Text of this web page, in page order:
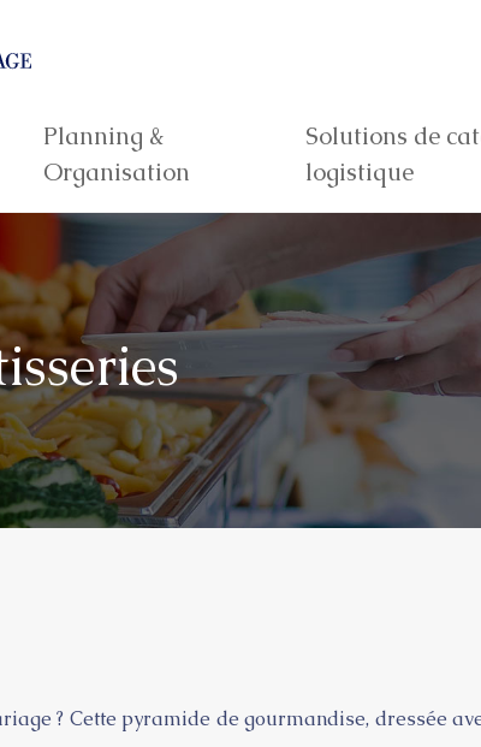
Planning &
Organisation
Solutions de
logistique
? Cette pyramide de gourmandise, dressée